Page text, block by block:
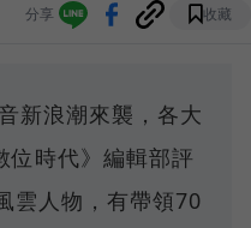
分享 收藏
新浪潮來襲，各大
位時代》編輯部評
雲人物，有帶領70